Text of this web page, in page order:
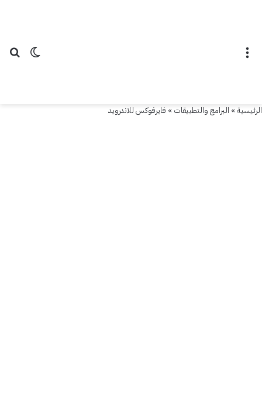
الوضع
الرئيسية» البرامج والتطبيقات » فايرفوكس للاندرويد